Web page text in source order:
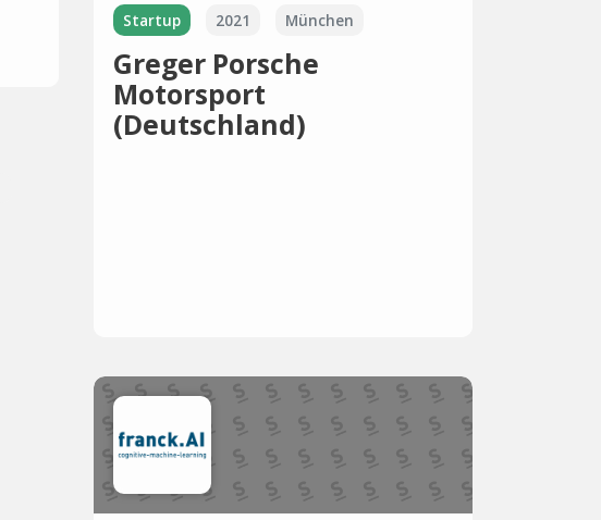
Startup 2021 München
Greger Porsche
Motorsport
(Deutschland)